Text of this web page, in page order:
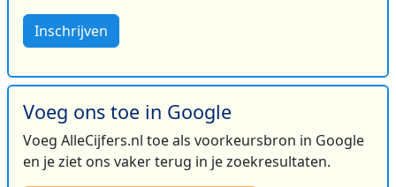
Inschrijven
Voeg ons toe in Google
Voeg AlleCijfers.nl toe als voorkeursbron in Google
en je ziet ons vaker terug in je zoekresultaten.